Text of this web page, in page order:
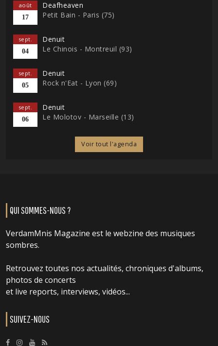
août
17
Deafheaven
Petit Bain - Paris (75)
sept.
04
Denuit
Le Chinois - Montreuil (93)
sept.
05
Denuit
Rock n'Eat - Lyon (69)
sept.
06
Denuit
Le Molotov - Marseille (13)
Voir tout l'agenda
QUI SOMMES-NOUS ?
VerdamMnis Magazine est le webzine des musiques
sombres.
Retrouvez toutes nos actualités, chroniques d'albums,
photos de concerts
et live reports, interviews, vidéos...
SUIVEZ-NOUS